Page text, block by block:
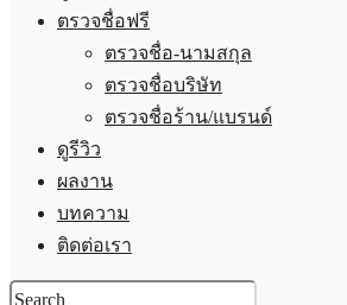
ตรวจชื่อฟรี
ตรวจชื่อ-นามสกุล
ตรวจชื่อบริษัท
ตรวจชื่อร้าน/แบรนด์
ดูรีวิว
ผลงาน
บทความ
ติดต่อเรา